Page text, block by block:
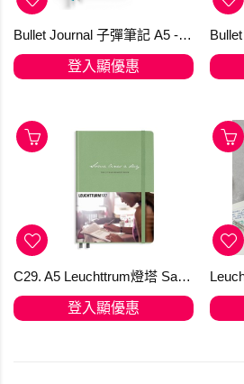
Bullet Journal 子彈筆記 A5 -Edition-2-Turquoise25 - 送筆先生【石頭筆】(可訂購)
登入顯優惠
C29. A5 Leuchttrum燈塔 Same Lines a day - 363840 (只限1) 旺角倉每週六發貨一次！ [順豐到付]
登入顯優惠